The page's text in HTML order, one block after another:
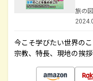
旅の
今こそ学びたい世界の
宗教、特長、現地の挨